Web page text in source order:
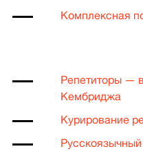
Комплексная
Репетиторы —
Кембриджа
Курирование